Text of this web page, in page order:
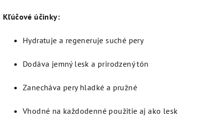
Kľúčové účinky:
Hydratuje a regeneruje suché pery
Dodáva jemný lesk a prirodzený tón
Zanecháva pery hladké a pružné
Vhodné na každodenné použitie aj ako lesk